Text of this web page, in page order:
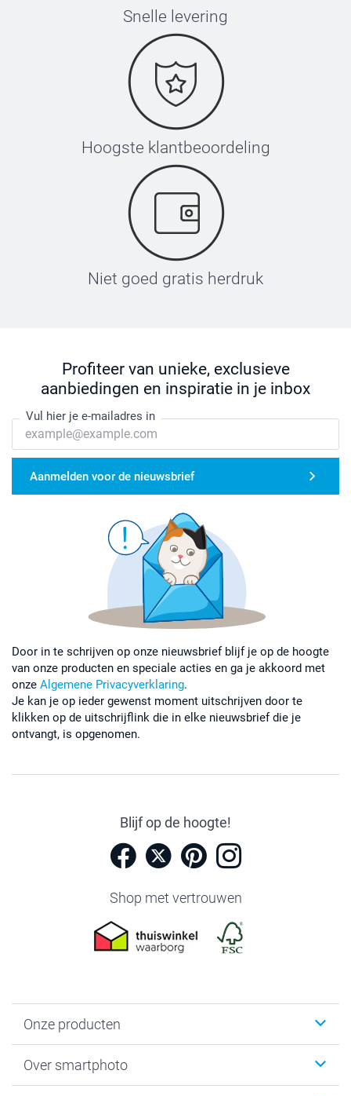
Snelle levering
Hoogste klantbeoordeling
Niet goed gratis herdruk
Profiteer van unieke, exclusieve
aanbiedingen en inspiratie in je inbox
Vul hier je e-mailadres in
Aanmelden voor de nieuwsbrief
Door in te schrijven op onze nieuwsbrief blijf je op de hoogte
van onze producten en speciale acties en ga je akkoord met
onze Algemene Privacyverklaring.
Je kan je op ieder gewenst moment uitschrijven door te
klikken op de uitschrijflink die in elke nieuwsbrief die je
ontvangt, is opgenomen.
Blijf op de hoogte!
Shop met vertrouwen
Onze producten
Fotoboeken
Over smartphoto